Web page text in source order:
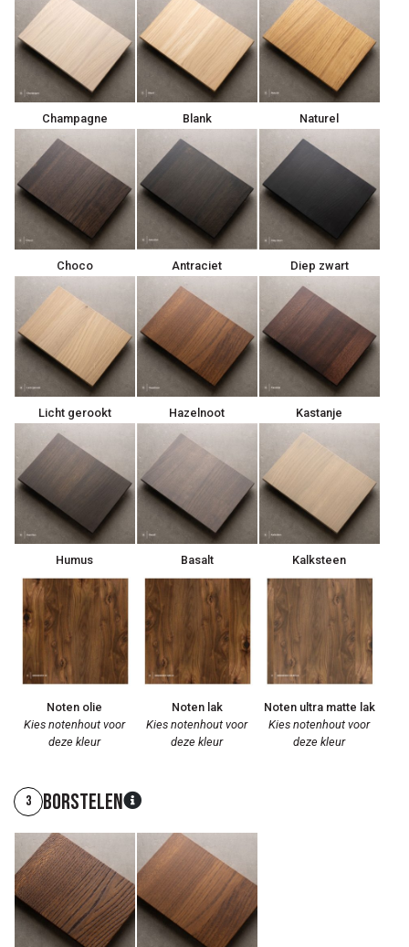
Champagne Blank Naturel
Choco Antraciet Diep zwart
Licht gerookt Hazelnoot Kastanje
Humus Basalt Kalksteen
Noten olie
Kies notenhout voor
deze kleur
Noten lak
Kies notenhout voor
deze kleur
Noten ultra matte lak
Kies notenhout voor
deze kleur
3 Borstelen